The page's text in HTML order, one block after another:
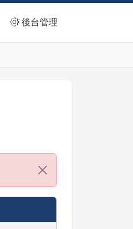
後台管理